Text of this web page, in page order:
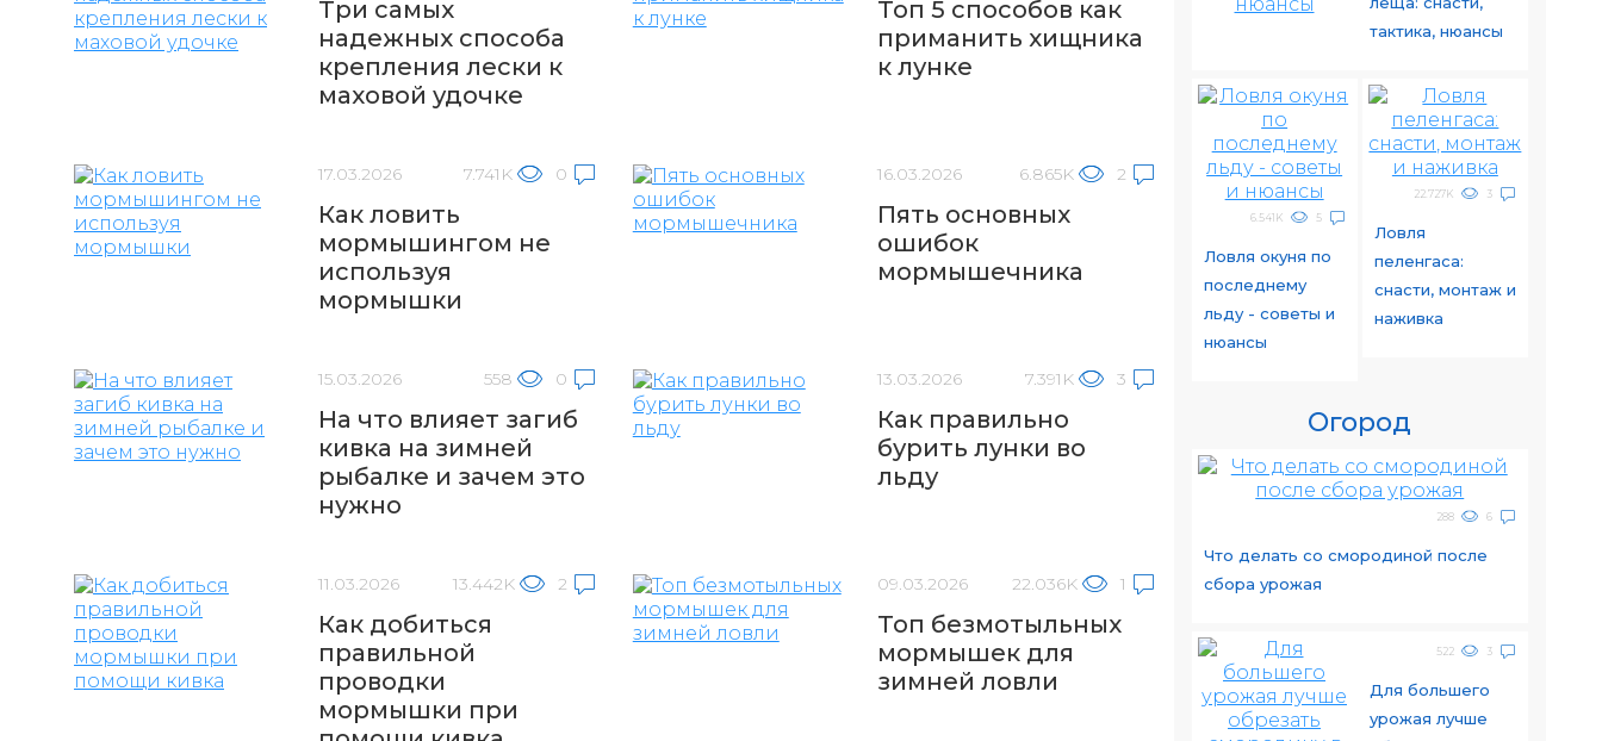
Три самых
надежных способа
крепления лески к
маховой удочке
Топ 5 способов как
приманить хищника
к лунке
17.03.2026 7.741K 0
Как ловить
мормышингом не
используя
мормышки
16.03.2026 6.865K 2
Пять основных
ошибок
мормышечника
15.03.2026 558 0
На что влияет загиб
кивка на зимней
рыбалке и зачем это
нужно
13.03.2026 7.391K 3
Как правильно
бурить лунки во
льду
11.03.2026 13.442K 2
Как добиться
правильной
проводки
мормышки при
09.03.2026 22.036K 1
Топ безмотыльных
мормышек для
зимней ловли
тактика, нюансы
6.541K 5
Ловля окуня по
последнему
льду - советы и
нюансы
22.727K 3
Ловля
пеленгаса:
снасти, монтаж и
наживка
Огород
288 6
Что делать со смородиной после
сбора урожая
522 3
Для большего
урожая лучше